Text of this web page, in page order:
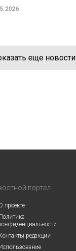
еще новости
портал
проекте
Политика
редакции
Использование